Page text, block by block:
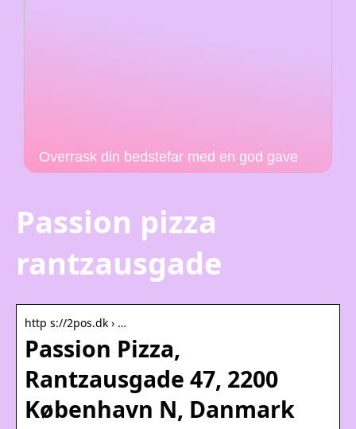
Overrask din bedstefar med en god gave
Passion pizza
rantzausgade
http s://2pos.dk › …
Passion Pizza,
Rantzausgade 47, 2200
København N, Danmark